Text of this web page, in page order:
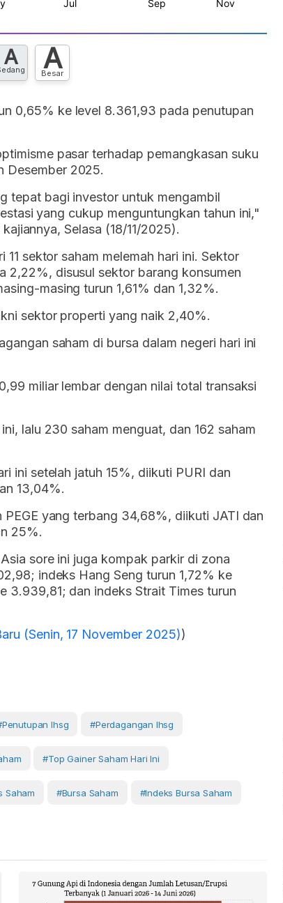
A A
Besar
0,65% ke level 8.361,93 pada penutupan
pasar terhadap pemangkasan suku
Desember 2025.
tepat bagi investor untuk mengambil
yang cukup menguntungkan tahun ini,"
Selasa (18/11/2025).
sektor saham melemah hari ini. Sektor
2,22%, disusul sektor barang konsumen
masing turun 1,61% dan 1,32%.
sektor properti yang naik 2,40%.
saham di bursa dalam negeri hari ini
miliar lembar dengan nilai total transaksi
lalu 230 saham menguat, dan 162 saham
ini setelah jatuh 15%, diikuti PURI dan
13,04%.
yang terbang 34,68%, diikuti JATI dan
25%.
sore ini juga kompak parkir di zona
indeks Hang Seng turun 1,72% ke
3.939,81; dan indeks Strait Times turun
(Senin, 17 November 2025))
Ihsg #perdagangan Ihsg
#top Gainer Saham Hari Ini
Saham #Bursa Saham #Indeks Bursa Saham